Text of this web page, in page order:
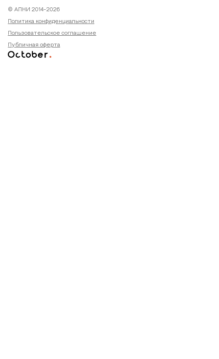
© АПНИ 2014-2026
Политика конфиденциальности
Пользовательское соглашение
Публичная оферта